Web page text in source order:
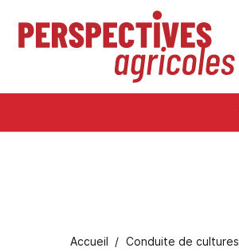
Aller au contenu principal
Fil d'Ariane
Accueil Conduite de cultures